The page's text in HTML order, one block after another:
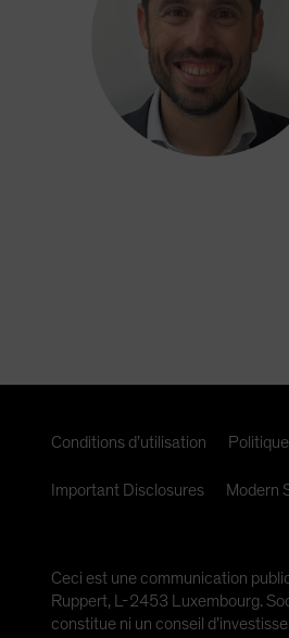
Conditions d’utilisation
Important Disclosures Modern
Ceci est une communication
Ruppert, L-2453 Luxembourg.
constitue ni un conseil